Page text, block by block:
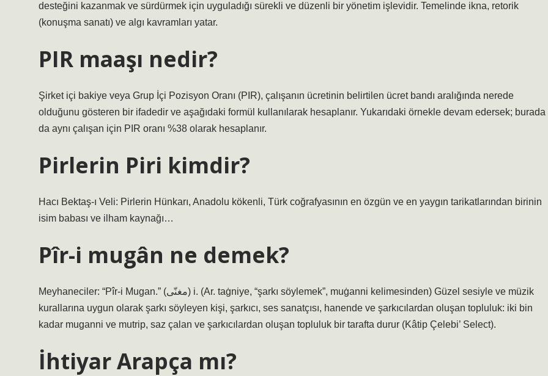
desteğini kazanmak ve sürdürmek için uyguladığı sürekli ve düzenli bir yönetim işlevidir. Temelinde ikna, retorik
(konuşma sanatı) ve algı kavramları yatar.
PIR maaşı nedir?
Şirket içi bakiye veya Grup İçi Pozisyon Oranı (PIR), çalışanın ücretinin belirtilen ücret bandı aralığında nerede
olduğunu gösteren bir ifadedir ve aşağıdaki formül kullanılarak hesaplanır. Yukarıdaki örnekle devam edersek; burada
da aynı çalışan için PIR oranı %38 olarak hesaplanır.
Pirlerin Piri kimdir?
Hacı Bektaş-ı Veli: Pirlerin Hünkarı, Anadolu kökenli, Türk coğrafyasının en özgün ve en yaygın tarikatlarından birinin
isim babası ve ilham kaynağı…
Pîr-i mugân ne demek?
Meyhaneciler: “Pîr-i Mugan.” (ﻣﻐﻨّﻰ) i. (Ar. taġniye, “şarkı söylemek”, muġannі kelimesinden) Güzel sesiyle ve müzik
kurallarına uygun olarak şarkı söyleyen kişi, şarkıcı, ses sanatçısı, hanende ve şarkıcılardan oluşan topluluk: iki bin
kadar muganni ve mutrip, saz çalan ve şarkıcılardan oluşan topluluk bir tarafta durur (Kâtip Çelebi’ Select).
İhtiyar Arapça mı?